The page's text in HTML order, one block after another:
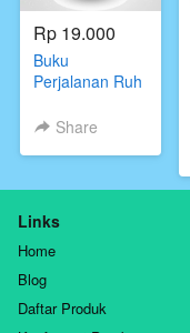
Rp 19.000
Buku
Perjalanan Ruh
Mati,Khalid bin
Syayi’,Penerbit
Share
Links
Home
Blog
Daftar Produk